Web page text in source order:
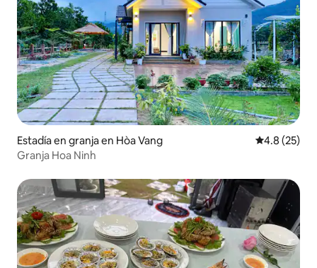
Estadía en granja en Hòa Vang Calificación
4.8 (25)
Granja Hoa Ninh